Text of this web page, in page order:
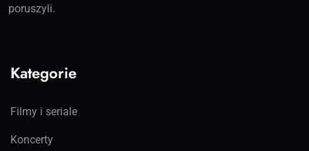
poruszyli.
Kategorie
Filmy i seriale
Koncerty